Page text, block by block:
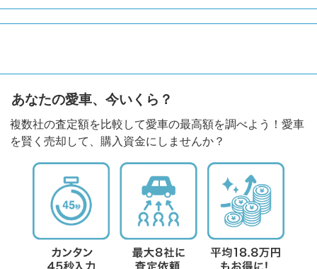
あなたの愛車、今いくら？
複数社の査定額を比較して愛車の最高額を調べよう！愛車
を賢く売却して、購入資金にしませんか？